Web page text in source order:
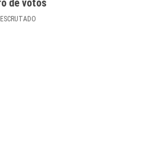
de votos
ESCRUTADO